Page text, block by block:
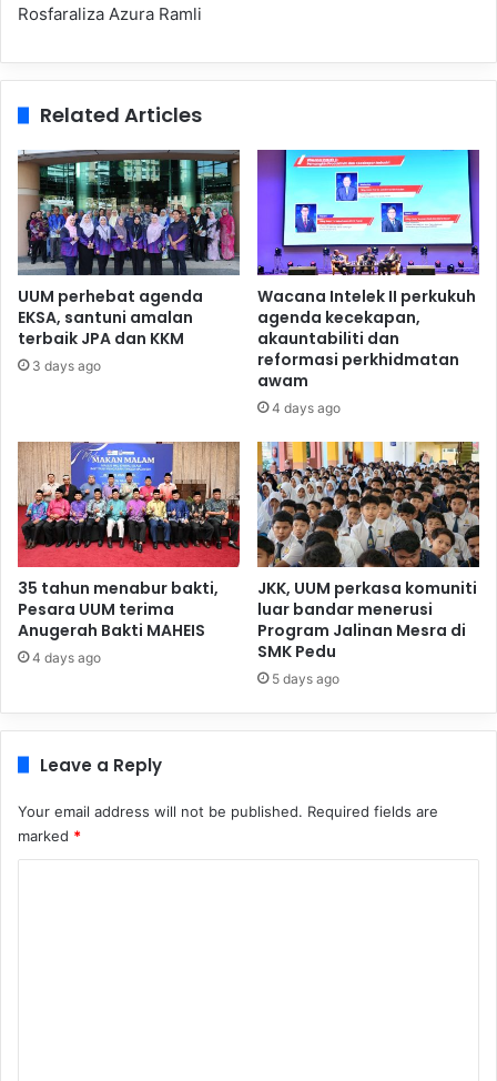
Rosfaraliza Azura Ramli
Related Articles
UUM perhebat agenda
EKSA, santuni amalan
terbaik JPA dan KKM
3 days ago
Wacana Intelek II perkukuh
agenda kecekapan,
akauntabiliti dan
reformasi perkhidmatan
awam
4 days ago
35 tahun menabur bakti,
Pesara UUM terima
Anugerah Bakti MAHEIS
4 days ago
JKK, UUM perkasa komuniti
luar bandar menerusi
Program Jalinan Mesra di
SMK Pedu
5 days ago
Leave a Reply
Your email address will not be published. Required fields are
marked *